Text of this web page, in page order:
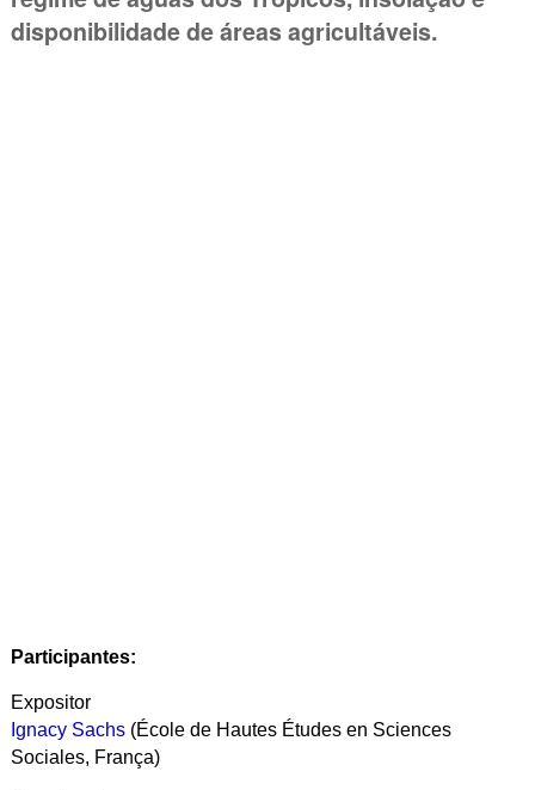
disponibilidade de áreas agricultáveis.
Participantes:
Expositor
Ignacy Sachs(École de Hautes Études en Sciences
Sociales, França)